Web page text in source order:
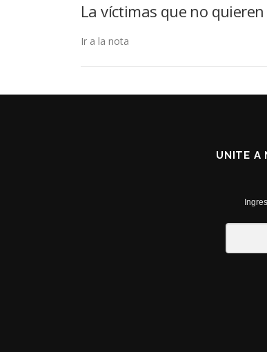
La víctimas que no
Ir a la nota
UNITE A